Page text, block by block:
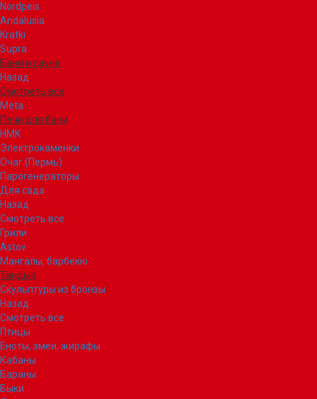
Nordpeis
Andalusia
Kratki
Supra
Баня и сауна
Назад
Смотреть все
Meta
Печи для бани
НМК
Электрокаменки
Очаг (Пермь)
Парогенераторы
Для сада
Назад
Смотреть все
Грили
Astov
Мангалы, барбекю
Тандыр
Скульптуры из бронзы
Назад
Смотреть все
Птицы
Еноты, змеи, жирафы
Кабаны
Бараны
Быки